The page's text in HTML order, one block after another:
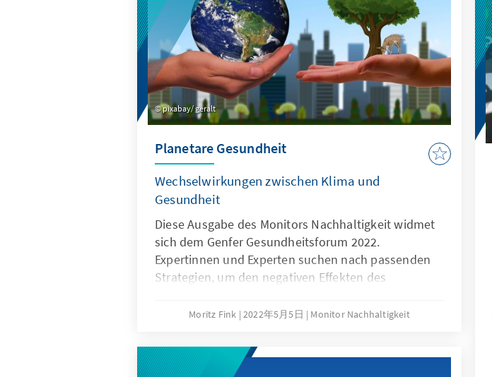
pixabay/ geralt
Planetare Gesundheit
Wechselwirkungen zwischen Klima und
Gesundheit
Diese Ausgabe des Monitors Nachhaltigkeit widmet
sich dem Genfer Gesundheitsforum 2022.
Expertinnen und Experten suchen nach passenden
Strategien, um den negativen Effekten des
entgegenzutreten. Das Oberthema der Konferenz
Emergency: Reinventing Global Health in times of
Global Changes".
Moritz Fink 2022年5月5日 Monitor Nachhaltigkeit